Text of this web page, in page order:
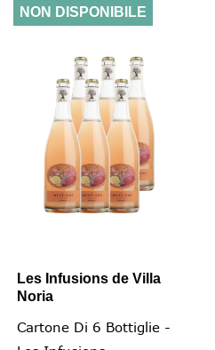
Les Infusions de Villa
Noria
Cartone Di 6 Bottiglie -
NON DISPONIBILE